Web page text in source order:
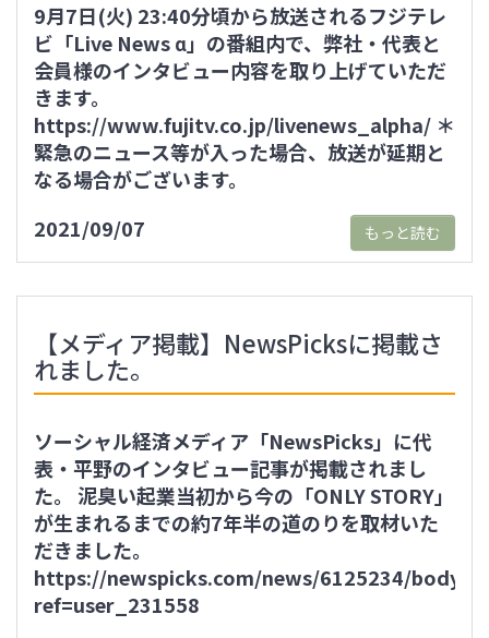
9月7日(火) 23:40分頃から放送されるフジテレ
ビ「Live News α」の番組内で、弊社・代表と
会員様のインタビュー内容を取り上げていただ
きます。
https://www.fujitv.co.jp/livenews_alpha/ ＊
緊急のニュース等が入った場合、放送が延期と
なる場合がございます。
2021/09/07
もっと読む
【メディア掲載】NewsPicksに掲載さ
れました。
ソーシャル経済メディア「NewsPicks」に代
表・平野のインタビュー記事が掲載されまし
た。 泥臭い起業当初から今の「ONLY STORY」
が生まれるまでの約7年半の道のりを取材いた
だきました。
https://newspicks.com/news/6125234/body/?
ref=user_231558